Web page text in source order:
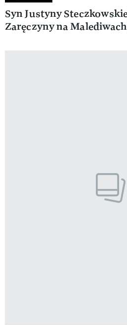
Syn Justyny
Zaręczyny na